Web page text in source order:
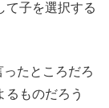
子を選択する
たところだろ
るものだろう